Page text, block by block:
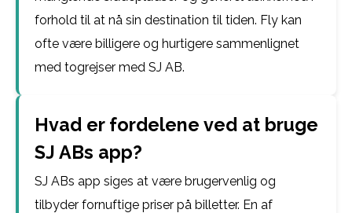
forhold til at nå sin destination til tiden. Fly kan
ofte være billigere og hurtigere sammenlignet
med togrejser med SJ AB.
Hvad er fordelene ved at bruge
SJ ABs app?
SJ ABs app siges at være brugervenlig og
tilbyder fornuftige priser på billetter. En af